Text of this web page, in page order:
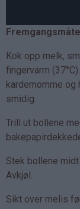
Kok opp melk,
fingervarm
kardemomme
smidig.
Trill ut bollene
Stek bollene
Avkjøl.
Sikt over melis